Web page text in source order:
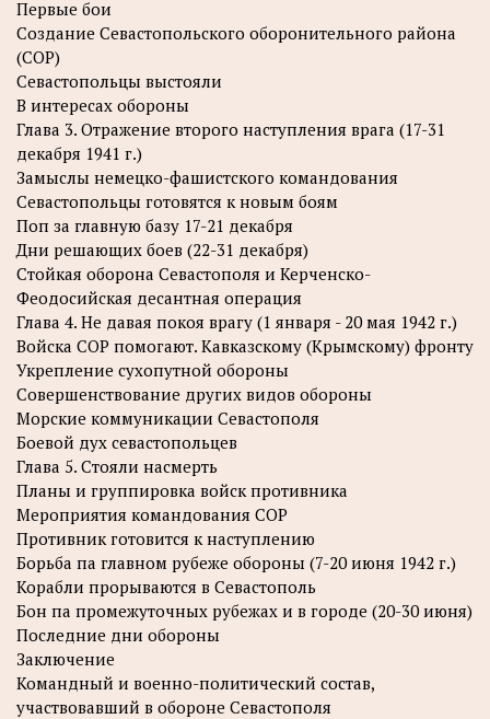
Первые бои
Создание Севастопольского оборонительного района
(СОР)
Севастопольцы выстояли
В интересах обороны
Глава 3. Отражение второго наступления врага (17-31
декабря 1941 г.)
Замыслы немецко-фашистского командования
Севастопольцы готовятся к новым боям
Поп за главную базу 17-21 декабря
Дни решающих боев (22-31 декабря)
Стойкая оборона Севастополя и Керченско-
Феодосийская десантная операция
Глава 4. Не давая покоя врагу (1 января - 20 мая 1942 г.)
Войска СОР помогают. Кавказскому (Крымскому) фронту
Укрепление сухопутной обороны
Совершенствование других видов обороны
Морские коммуникации Севастополя
Боевой дух севастопольцев
Глава 5. Стояли насмерть
Планы и группировка войск противника
Мероприятия командования СОР
Противник готовится к наступлению
Борьба па главном рубеже обороны (7-20 июня 1942 г.)
Корабли прорываются в Севастополь
Бон па промежуточных рубежах и в городе (20-30 июня)
Последние дни обороны
Заключение
Командный и военно-политический состав,
участвовавший в обороне Севастополя